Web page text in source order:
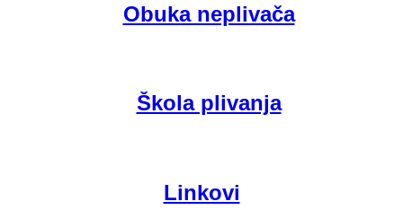
Obuka neplivača
Škola plivanja
Linkovi